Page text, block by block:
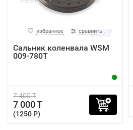
избранное сравнить
Сальник коленвала WSM
009-780T
7 400 T
7 000 T
(1250 P)